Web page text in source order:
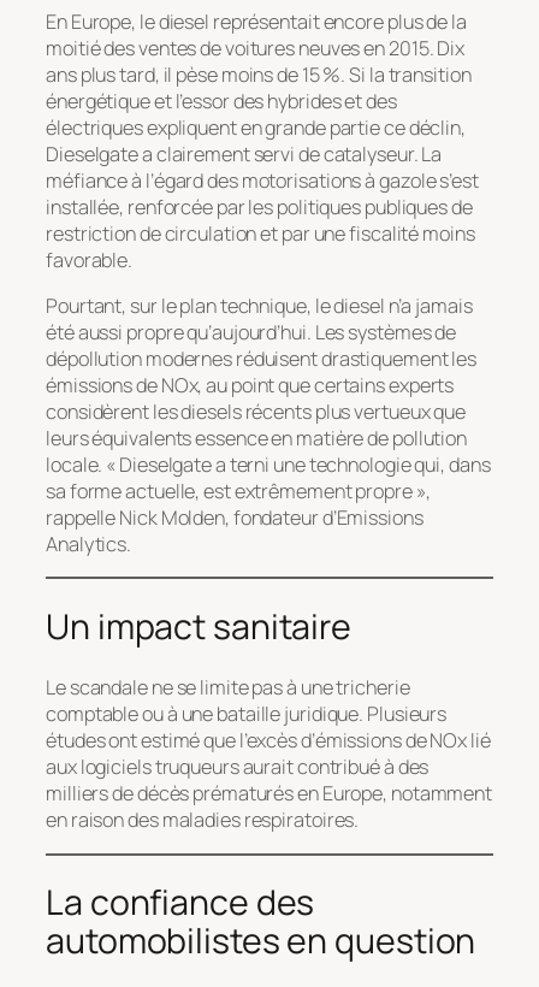
En Europe, le diesel représentait encore plus de la
moitié des ventes de voitures neuves en 2015. Dix
ans plus tard, il pèse moins de 15 %. Si la transition
énergétique et l’essor des hybrides et des
électriques expliquent en grande partie ce déclin,
Dieselgate a clairement servi de catalyseur. La
méfiance à l’égard des motorisations à gazole s’est
installée, renforcée par les politiques publiques de
restriction de circulation et par une fiscalité moins
favorable.
Pourtant, sur le plan technique, le diesel n’a jamais
été aussi propre qu’aujourd’hui. Les systèmes de
dépollution modernes réduisent drastiquement les
émissions de NOx, au point que certains experts
considèrent les diesels récents plus vertueux que
leurs équivalents essence en matière de pollution
locale. « Dieselgate a terni une technologie qui, dans
sa forme actuelle, est extrêmement propre »,
rappelle Nick Molden, fondateur d’Emissions
Analytics.
Un impact sanitaire
Le scandale ne se limite pas à une tricherie
comptable ou à une bataille juridique. Plusieurs
études ont estimé que l’excès d’émissions de NOx lié
aux logiciels truqueurs aurait contribué à des
milliers de décès prématurés en Europe, notamment
en raison des maladies respiratoires.
La confiance des
automobilistes en question